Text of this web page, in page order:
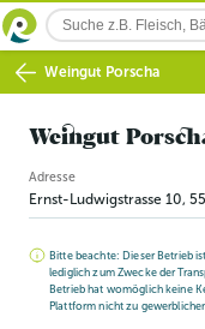
Weingut Porscha
Weingut
Adresse
Ernst-Ludwigstrasse 10,
Bitte beachte: Dieser Betrieb
lediglich zum Zwecke der
Betrieb hat womöglich keine
Plattform nicht zu